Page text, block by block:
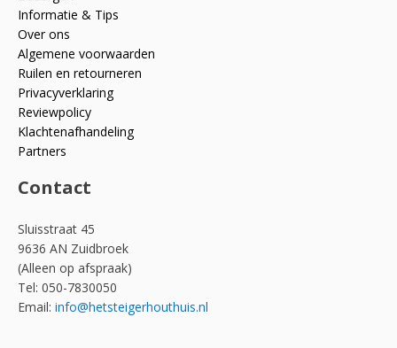
Informatie & Tips
Over ons
Algemene voorwaarden
Ruilen en retourneren
Privacyverklaring
Reviewpolicy
Klachtenafhandeling
Partners
Contact
Sluisstraat 45
9636 AN Zuidbroek
(Alleen op afspraak)
Tel: 050-7830050
Email: info@hetsteigerhouthuis.nl